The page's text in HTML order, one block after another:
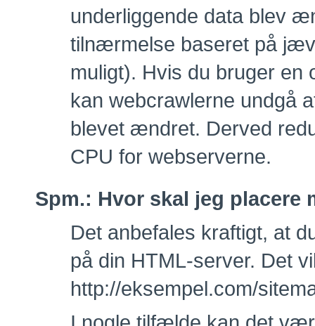
underliggende data blev
tilnærmelse baseret på
muligt). Hvis du bruger en
kan webcrawlerne undgå
blevet ændret. Derved
CPU for webserverne.
Spm.: Hvor skal jeg placere
Det anbefales kraftigt, at
på din HTML-server. Det
http://eksempel.com/